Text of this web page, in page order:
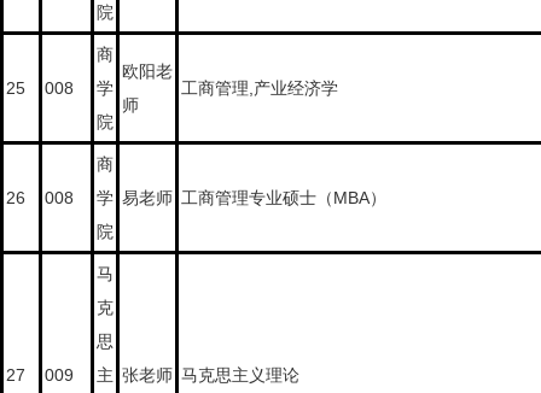
院
25 008
商
学
院
欧阳老
师
工商管理,产业经济学
26 008
商
学
院
易老师 工商管理专业硕士（MBA）
27 009
马
克
思
主 张老师 马克思主义理论